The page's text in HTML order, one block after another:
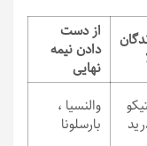
از دست
دادن نیمه
نهایی
والنسیا ،
بارسلونا